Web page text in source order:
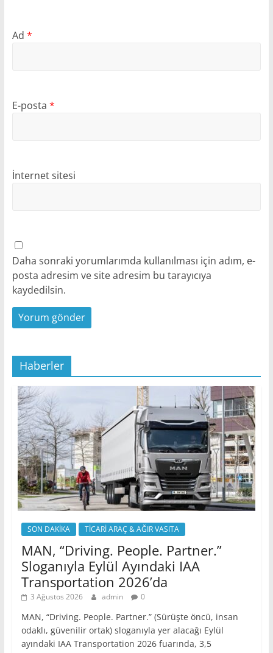
Ad *
E-posta *
İnternet sitesi
Daha sonraki yorumlarımda kullanılması için adım, e-
posta adresim ve site adresim bu tarayıcıya
kaydedilsin.
Haberler
SON DAKİKA TİCARİ ARAÇ & AĞIR VASITA
MAN, “Driving. People. Partner.”
Sloganıyla Eylül Ayındaki IAA
Transportation 2026’da
3 Ağustos 2026 admin 0
MAN, “Driving. People. Partner.” (Sürüşte öncü, insan
odaklı, güvenilir ortak) sloganıyla yer alacağı Eylül
ayındaki IAA Transportation 2026 fuarında, 3,5